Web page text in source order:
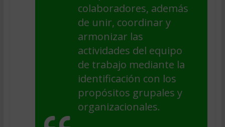
colaboradores, además
de unir, coordinar y
armonizar las
actividades del equipo
de trabajo mediante la
identificación con los
propósitos grupales y
organizacionales.